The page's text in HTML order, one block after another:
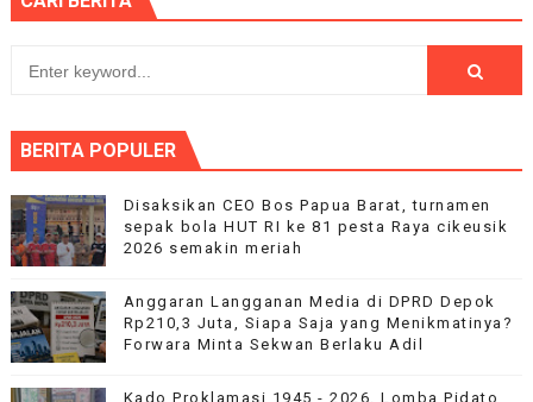
BERITA POPULER
Disaksikan CEO Bos Papua Barat, turnamen
sepak bola HUT RI ke 81 pesta Raya cikeusik
2026 semakin meriah
Anggaran Langganan Media di DPRD Depok
Rp210,3 Juta, Siapa Saja yang Menikmatinya?
Forwara Minta Sekwan Berlaku Adil
Kado Proklamasi 1945 - 2026. Lomba Pidato